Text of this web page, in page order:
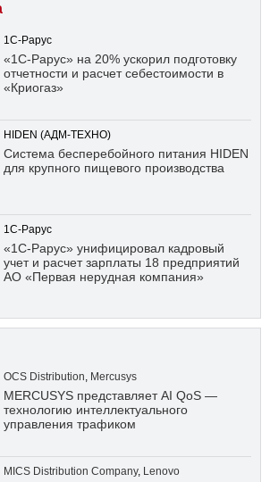
1С-Рарус
«1С-Рарус» на 20% ускорил подготовку
отчетности и расчет себестоимости в
«Криогаз»
HIDEN (АДМ-ТЕХНО)
Система бесперебойного питания HIDEN
для крупного пищевого производства
1С-Рарус
«1С-Рарус» унифицировал кадровый
учет и расчет зарплаты 18 предприятий
АО «Первая нерудная компания»
OCS Distribution Mercusys
MERCUSYS представляет AI QoS —
технологию интеллектуального
управления трафиком
MICS Distribution Company, Lenovo